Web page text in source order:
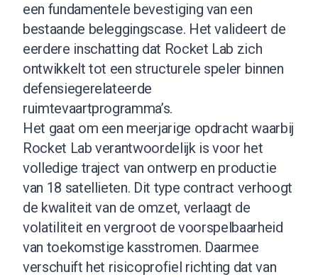
een fundamentele bevestiging van een
bestaande beleggingscase. Het valideert de
eerdere inschatting dat Rocket Lab zich
ontwikkelt tot een structurele speler binnen
defensiegerelateerde
ruimtevaartprogramma’s.
Het gaat om een meerjarige opdracht waarbij
Rocket Lab verantwoordelijk is voor het
volledige traject van ontwerp en productie
van 18 satellieten. Dit type contract verhoogt
de kwaliteit van de omzet, verlaagt de
volatiliteit en vergroot de voorspelbaarheid
van toekomstige kasstromen. Daarmee
verschuift het risicoprofiel richting dat van